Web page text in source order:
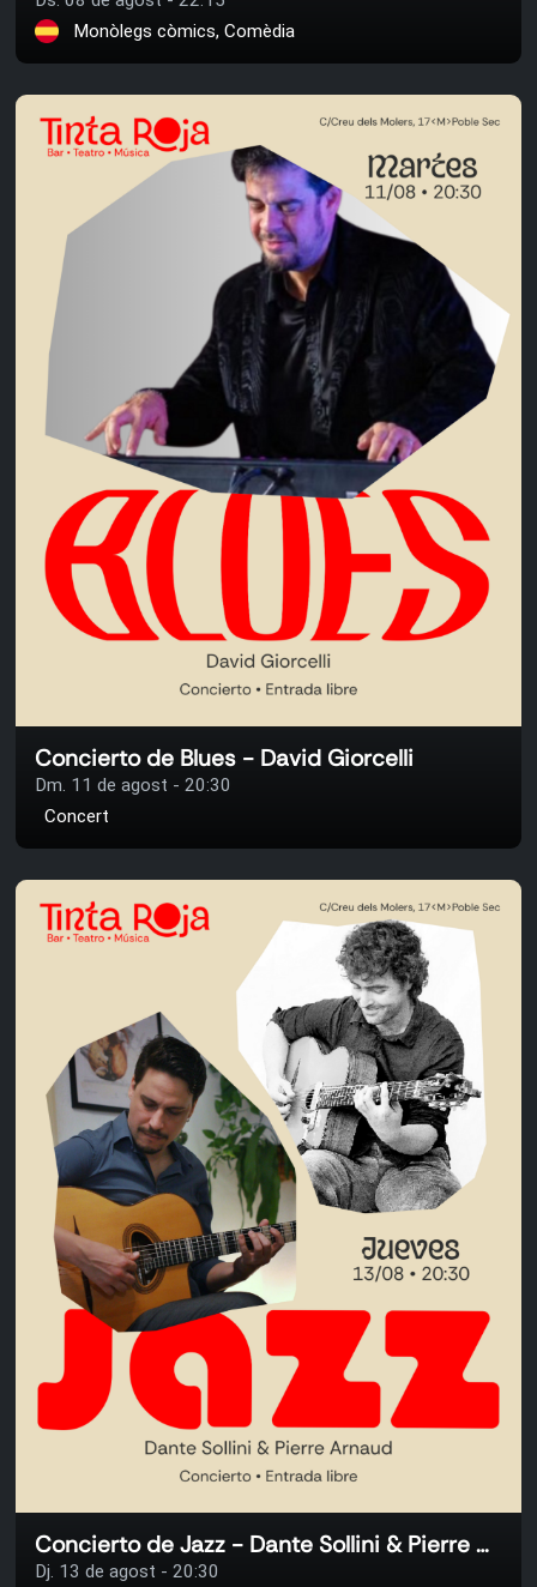
Monòlegs còmics, Comèdia
Concierto de Blues - David Giorcelli
Dm. 11 de agost - 20:30
Concert
Concierto de Jazz - Dante Sollini & Pierre Arnaud
Dj. 13 de agost - 20:30